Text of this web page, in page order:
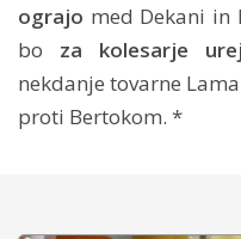
ograjo med Dekani in
bo za kolesarje
nekdanje tovarne
proti Bertokom. *